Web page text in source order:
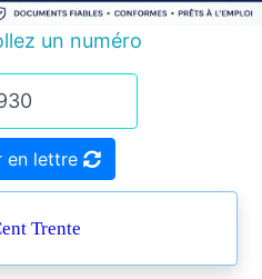
un numéro
en lettre
Trente